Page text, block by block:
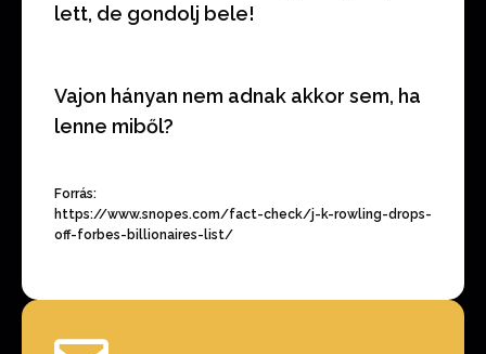
lett, de gondolj bele!
Vajon hányan nem adnak akkor sem, ha
lenne miből?
Forrás:
https://www.snopes.com/fact-check/j-k-rowling-drops-
off-forbes-billionaires-list/